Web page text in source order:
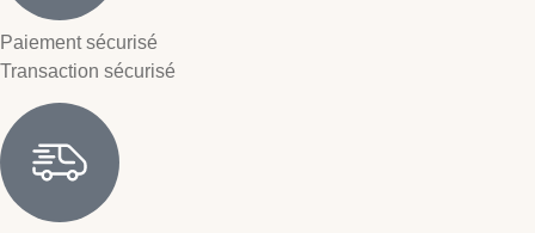
Paiement sécurisé
Transaction sécurisé